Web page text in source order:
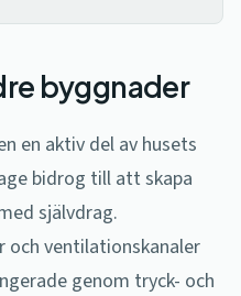
byggnader
en aktiv del av husets
bidrog till att skapa
självdrag.
och ventilationskanaler
genom tryck- och